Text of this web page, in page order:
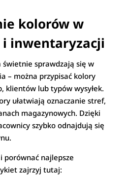
kolorów w
inwentaryzacji
świetnie sprawdzają się w
– można przypisać kolory
klientów lub typów wysyłek.
ułatwiają oznaczanie stref,
magazynowych. Dzięki
szybko odnajdują się
i porównać najlepsze
zajrzyj tutaj: